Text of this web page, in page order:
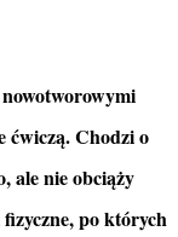
ćwiczą. Chodzi o
ale nie obciąży
po których